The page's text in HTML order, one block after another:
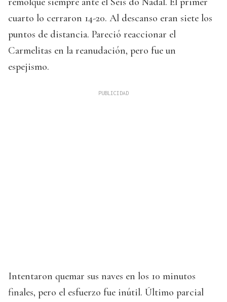
cuarto lo cerraron 14-20. Al descanso eran siete los
puntos de distancia. Pareció reaccionar el
Carmelitas en la reanudación, pero fue un
espejismo.
Intentaron quemar sus naves en los 10 minutos
finales, pero el esfuerzo fue inútil. Último parcial